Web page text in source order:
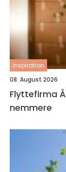
inspiration
08. August 2026
Flyttefirma
nemmere